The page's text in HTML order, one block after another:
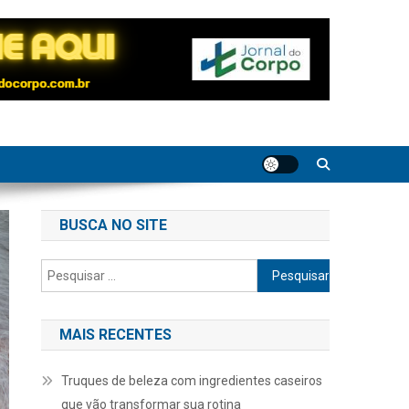
BUSCA NO SITE
Pesquisar
por:
MAIS RECENTES
Truques de beleza com ingredientes caseiros
que vão transformar sua rotina